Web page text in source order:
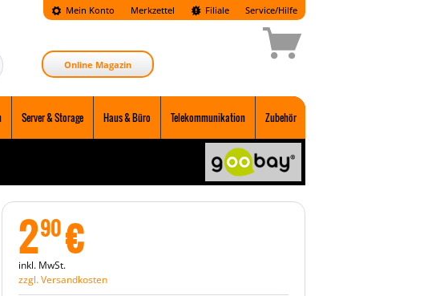
Mein Konto Merkzettel Filiale Service/Hilfe
Online Magazin
Server & Storage Haus & Büro Telekommunikation Zubehör
290€
inkl. MwSt.
zzgl. Versandkosten